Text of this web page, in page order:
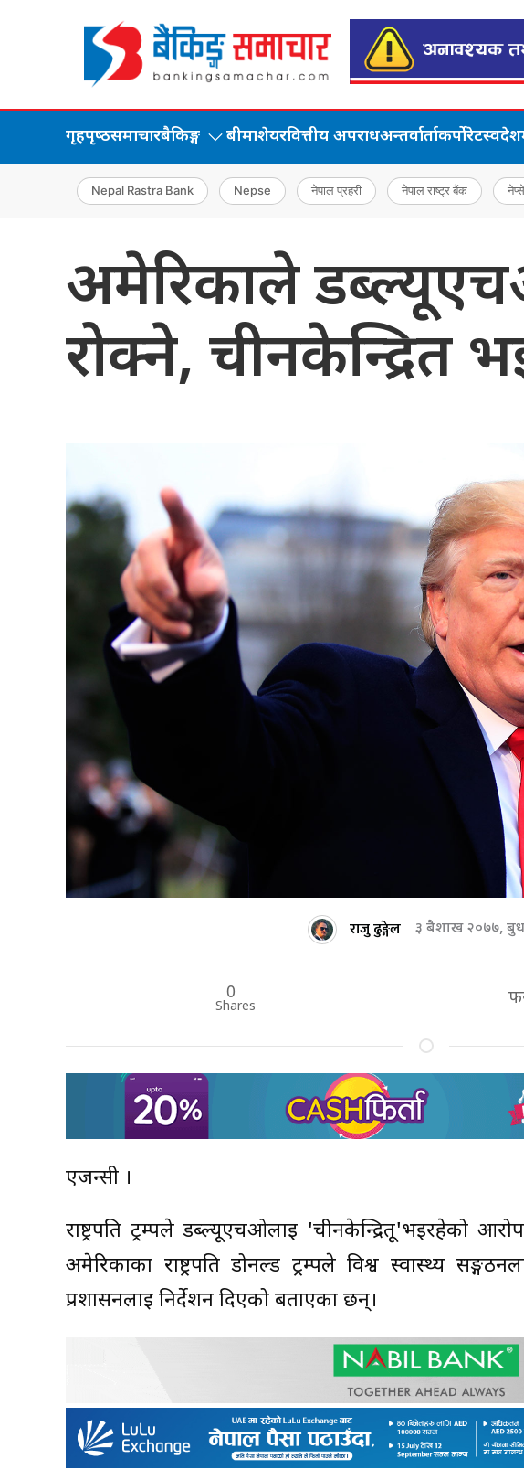
गृहपृष्‍ठसमाचारबैकिङ्ग बीमाशेयरवित्तीय अपराधअन्तर्वार्ताकर्पोरेट
Nepal Rastra Bank Nepse नेपाल प्रहरी नेपाल राष्ट्र बैंक नेप्से
अमेरिकाले
रोक्ने, चीनकेन्द्रित
राजु ढुङ्गेल ३ बैशाख २०७७,
0
Shares
एजन्सी ।
राष्ट्रपति ट्रम्पले डब्ल्यूएचओलाई 'चीनकेन्द्रितू'भइरहेको
अमेरिकाका राष्ट्रपति डोनल्ड ट्रम्पले विश्व स्वास्थ्य
प्रशासनलाई निर्देशन दिएको बताएका छन्।